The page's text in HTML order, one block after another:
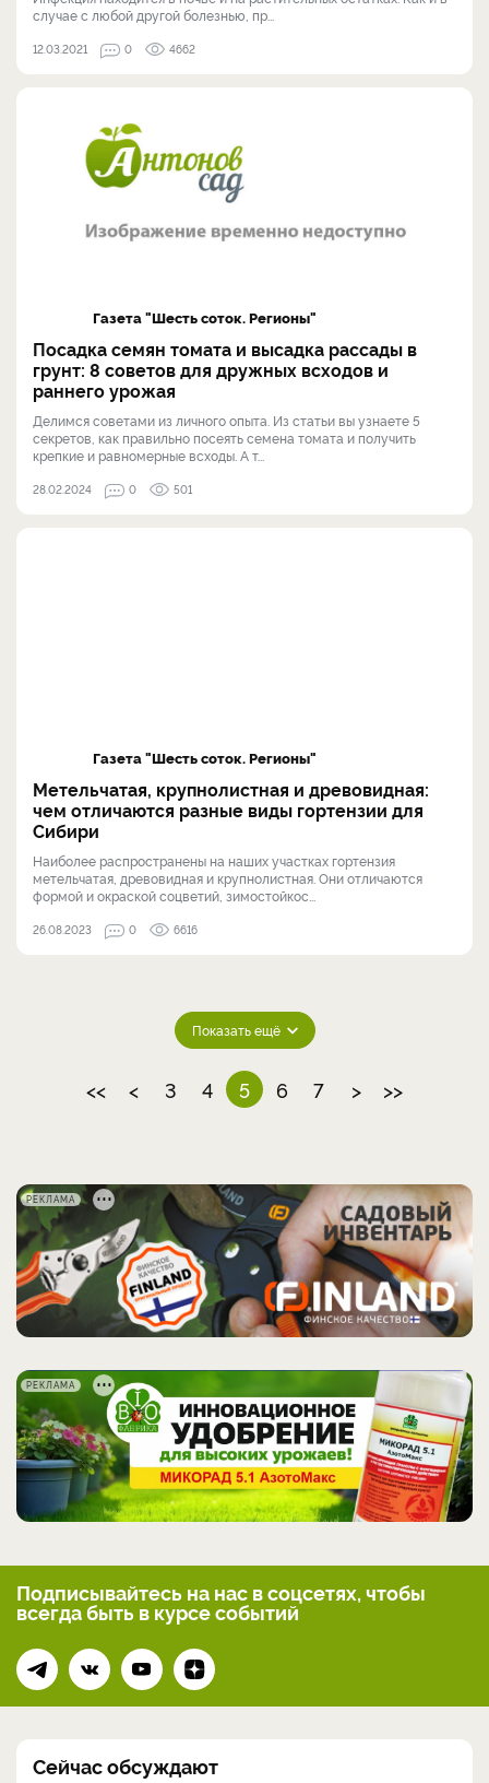
случае с любой другой болезнью, пр...
12.03.2021 0 4662
Газета "Шесть соток. Регионы"
Посадка семян томата и высадка рассады в
грунт: 8 советов для дружных всходов и
раннего урожая
Делимся советами из личного опыта. Из статьи вы узнаете 5
секретов, как правильно посеять семена томата и получить
крепкие и равномерные всходы. А т...
28.02.2024 0 501
Газета "Шесть соток. Регионы"
Метельчатая, крупнолистная и древовидная:
чем отличаются разные виды гортензии для
Сибири
Наиболее распространены на наших участках гортензия
метельчатая, древовидная и крупнолистная. Они отличаются
формой и окраской соцветий, зимостойкос...
26.08.2023 0 6616
Показать ещё
<< < 3 4 5 6 7 > >>
РЕКЛАМА
РЕКЛАМА
Подписывайтесь на нас в соцсетях, чтобы
всегдабыть в курсе событий
Сейчас обсуждают